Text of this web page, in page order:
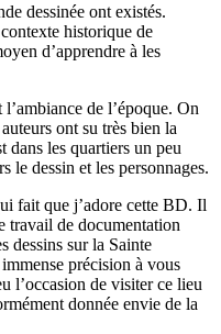
dessinée ont existés.
historique de
d’apprendre à les
de l’époque. On
ont su très bien la
dans les quartiers un peu
le dessin et les personnages.
fait que j’adore cette BD. Il
travail de documentation
dessins sur la Sainte
précision à vous
l’occasion de visiter ce lieu
donnée envie de la